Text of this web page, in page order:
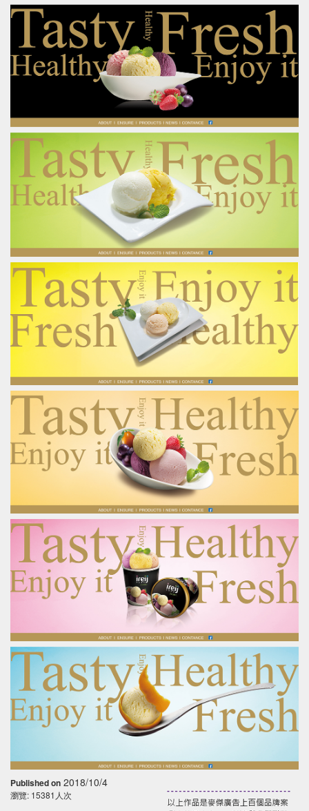
Published on 2018/10/4
瀏覽: 15381人次